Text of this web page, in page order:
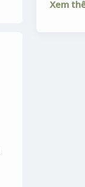
Xem